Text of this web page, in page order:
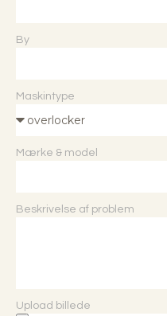
By
Maskintype
Mærke & model
Beskrivelse af problem
Upload billede